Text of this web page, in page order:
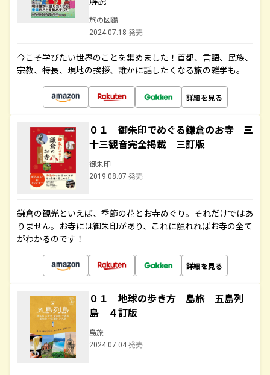
旅の図鑑
2024.07.18 発売
今こそ学びたい世界のことを集めました！首都、言語、民族、
宗教、特長、現地の挨拶、誰かに話したくなる旅の雑学も。
詳細を見る
０１ 御朱印でめぐる鎌倉のお寺 三
十三観音完全掲載 三訂版
御朱印
2019.08.07 発売
鎌倉の観光といえば、季節の花とお寺めぐり。それだけではあ
りません。お寺には御朱印があり、これに触れればお寺の全て
がわかるのです！
詳細を見る
０１ 地球の歩き方 島旅 五島列
島 ４訂版
島旅
2024.07.04 発売